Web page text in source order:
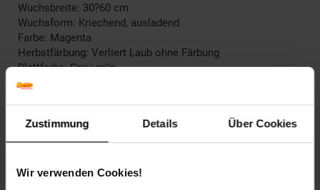
Zustimmung Details Über Cookies
Wir verwenden Cookies!
Wuchsbreite: 30?60 cm
Wuchsform: Kriechend, ausladend
Farbe: Magenta
Herbstfärbung: Verliert Laub ohne Färbung
Blattfarbe: Grau-grün
Blütenfarbe: Violett
Frucht: Keine Frucht
Blattform: Lineal
Standort und Pflege